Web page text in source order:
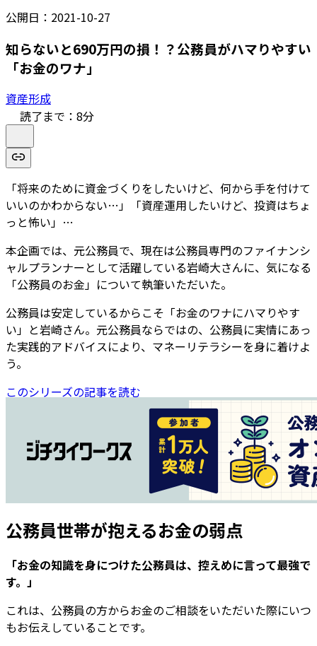
公開日： 2021-10-27
知らないと690万円の損！？公務員がハマりやすい
「お金のワナ」
資産形成
読了まで： 8分
「将来のために資金づくりをしたいけど、何から手を付けて
いいのかわからない…」「資産運用したいけど、投資はちょ
っと怖い」…
本企画では、元公務員で、現在は公務員専門のファイナンシ
ャルプランナーとして活躍している岩崎大さんに、気になる
「公務員のお金」について執筆いただいた。
公務員は安定しているからこそ「お金のワナにハマりやす
い」と岩崎さん。元公務員ならではの、公務員に実情にあっ
た実践的アドバイスにより、マネーリテラシーを身に着けよ
う。
このシリーズの記事を読む
公務員世帯が抱えるお金の弱点
「お金の知識を身につけた公務員は、控えめに言って最強で
す。」
これは、公務員の方からお金のご相談をいただいた際にいつ
もお伝えしていることです。